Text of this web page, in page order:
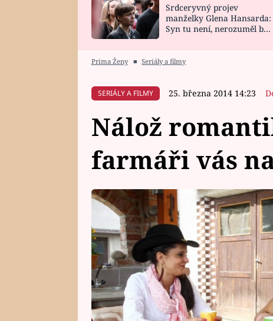
HOROSKOP NA
CELEBRITY
VAŘENÍ
Srdceryvný projev
manželky Glena Hansarda:
Syn tu není, nerozuměl by
Prima Ženy ■ Seriály a filmy
SERIÁLY A FILMY 25. března 2014 14:23
Nálož
farmáři vás